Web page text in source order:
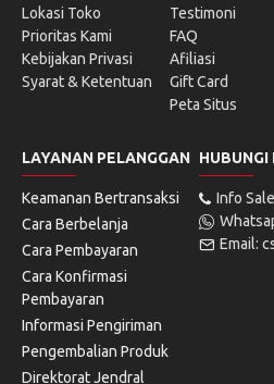
Lokasi Toko
Prioritas Kami
Kebijakan Privasi
Syarat & Ketentuan
Testimoni
FAQ
Afiliasi
Gift Card
Peta Situs
LAYANAN PELANGGAN
Keamanan Bertransaksi
Cara Berbelanja
Cara Pembayaran
Cara Konfirmasi
Pembayaran
Informasi Pengiriman
Pengembalian Produk
Direktorat Jendral
HUBUNGI
Info
Email: